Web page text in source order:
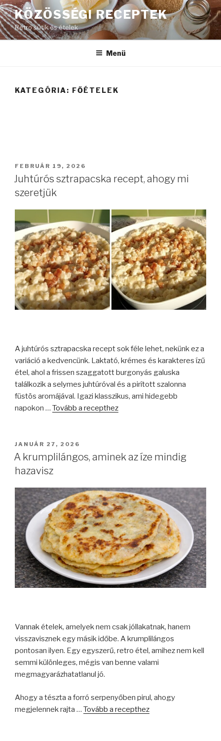
Tartalomhoz
KÖZÖSSÉGI RECEPTEK
Retro sütik és ételek
Menü
KATEGÓRIA: FŐÉTELEK
BEKÜLDVE:
FEBRUÁR 19, 2026
Juhtúrós sztrapacska recept, ahogy mi
szeretjük
A juhtúrós sztrapacska recept sok féle lehet, nekünk ez a
variáció a kedvencünk. Laktató, krémes és karakteres ízű
étel, ahol a frissen szaggatott burgonyás galuska
találkozik a selymes juhtúróval és a pirított szalonna
füstös aromájával. Igazi klasszikus, ami hidegebb
napokon … Tovább a recepthez
BEKÜLDVE:
JANUÁR 27, 2026
A krumplilángos, aminek az íze mindig
hazavisz
Vannak ételek, amelyek nem csak jóllakatnak, hanem
visszavisznek egy másik időbe. A krumplilángos
pontosan ilyen. Egy egyszerű, retro étel, amihez nem kell
semmi különleges, mégis van benne valami
megmagyarázhatatlanul jó.
Ahogy a tészta a forró serpenyőben pirul, ahogy
megjelennek rajta … Tovább a recepthez